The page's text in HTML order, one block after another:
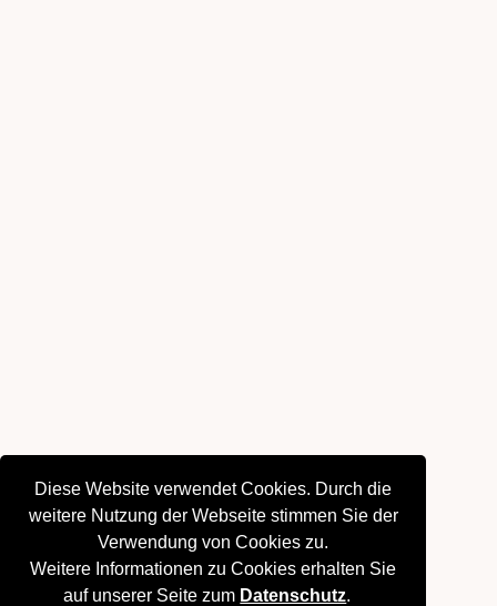
Diese Website verwendet Cookies. Durch die
weitere Nutzung der Webseite stimmen Sie der
Verwendung von Cookies zu.
Weitere Informationen zu Cookies erhalten Sie
auf unserer Seite zum Datenschutz.